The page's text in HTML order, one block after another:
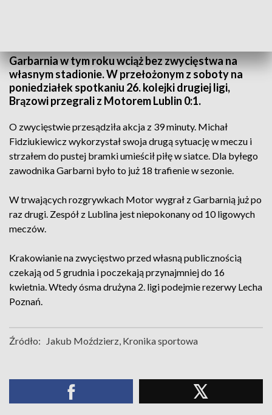
Garbarnia w tym roku wciąż bez zwycięstwa na
własnym stadionie. W przełożonym z soboty na
poniedziałek spotkaniu 26. kolejki drugiej ligi,
Brązowi przegrali z Motorem Lublin 0:1.
O zwycięstwie przesądziła akcja z 39 minuty. Michał
Fidziukiewicz wykorzystał swoja drugą sytuację w meczu i
strzałem do pustej bramki umieścił piłę w siatce. Dla byłego
zawodnika Garbarni było to już 18 trafienie w sezonie.
W trwających rozgrywkach Motor wygrał z Garbarnią już po
raz drugi. Zespół z Lublina jest niepokonany od 10 ligowych
meczów.
Krakowianie na zwycięstwo przed własną publicznością
czekają od 5 grudnia i poczekają przynajmniej do 16
kwietnia. Wtedy ósma drużyna 2. ligi podejmie rezerwy Lecha
Poznań.
Źródło: Jakub Moździerz, Kronika sportowa